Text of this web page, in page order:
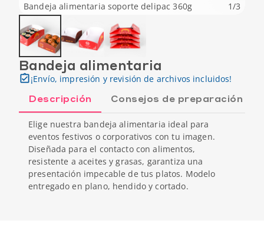
Bandeja alimentaria soporte delipac 360g 1/3
Bandeja alimentaria
¡Envío, impresión y revisión de archivos incluidos!
Descripción Consejos de preparación
Elige nuestra bandeja alimentaria ideal para
eventos festivos o corporativos con tu imagen.
Diseñada para el contacto con alimentos,
resistente a aceites y grasas, garantiza una
presentación impecable de tus platos. Modelo
entregado en plano, hendido y cortado.